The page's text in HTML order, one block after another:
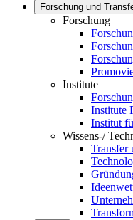
Forschung und
Forschung
Institute
Institute
Institut
Wissens-/
Transfer